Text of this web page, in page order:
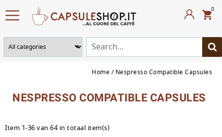
0
Home Nespresso Compatible Capsules
NESPRESSO COMPATIBLE CAPSULES
Item 1-36 van 64 in totaal item(s)